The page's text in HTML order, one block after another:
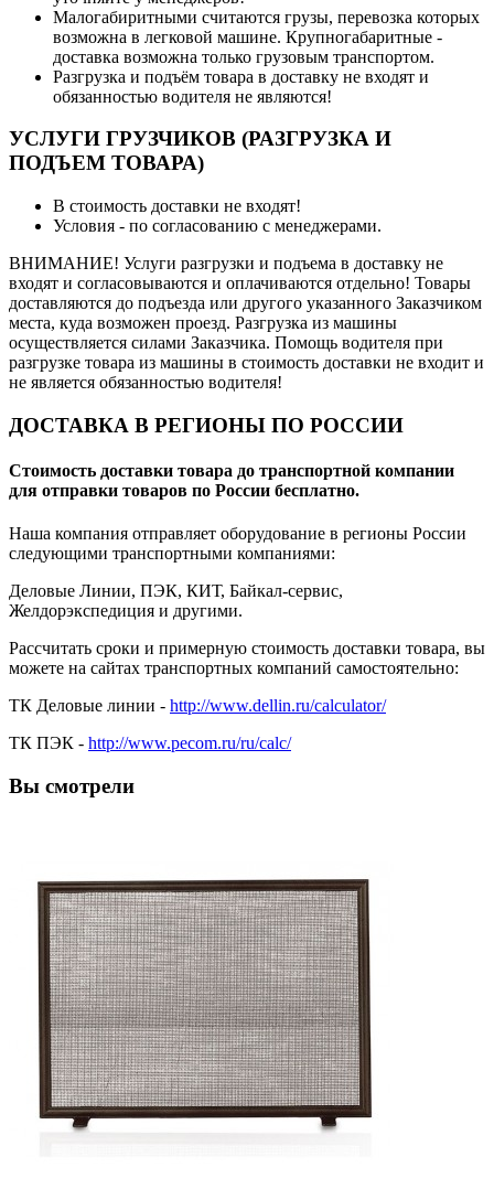
Малогабиритными считаются грузы, перевозка которых
возможна в легковой машине. Крупногабаритные -
доставка возможна только грузовым транспортом.
Разгрузка и подъём товара в доставку не входят и
обязанностью водителя не являются!
УСЛУГИ ГРУЗЧИКОВ (РАЗГРУЗКА И
ПОДЪЕМ ТОВАРА)
В стоимость доставки не входят!
Условия - по согласованию с менеджерами.
ВНИМАНИЕ! Услуги разгрузки и подъема в доставку не
входят и согласовываются и оплачиваются отдельно! Товары
доставляются до подъезда или другого указанного Заказчиком
места, куда возможен проезд. Разгрузка из машины
осуществляется силами Заказчика. Помощь водителя при
разгрузке товара из машины в стоимость доставки не входит и
не является обязанностью водителя!
ДОСТАВКА В РЕГИОНЫ ПО РОССИИ
Стоимость доставки товара до транспортной компании
для отправки товаров по России бесплатно.
Наша компания отправляет оборудование в регионы России
следующими транспортными компаниями:
Деловые Линии, ПЭК, КИТ, Байкал-сервис,
Желдорэкспедиция и другими.
Рассчитать сроки и примерную стоимость доставки товара, вы
можете на сайтах транспортных компаний самостоятельно:
ТК Деловые линии - http://www.dellin.ru/calculator/
ТК ПЭК - http://www.pecom.ru/ru/calc/
Вы смотрели